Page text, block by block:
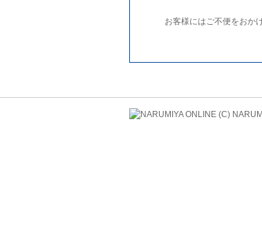
お客様にはご不便をおか